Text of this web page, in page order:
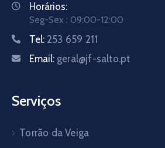
Horários:
Seg-Sex : 09:00-12:00
Tel: 253 659 211
Email: geral@jf-salto.pt
Serviços
Torrão da Veiga